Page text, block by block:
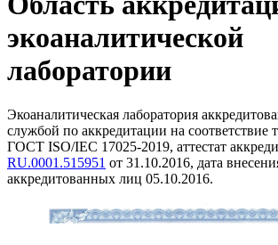
экоаналитической
лаборатории
Экоаналитическая лаборатория
службой по аккредитации на соответствие
ГОСТ ISO/IEC 17025-2019, аттестат
RU.0001.515951 от 31.10.2016, дата
аккредитованных лиц 05.10.2016.